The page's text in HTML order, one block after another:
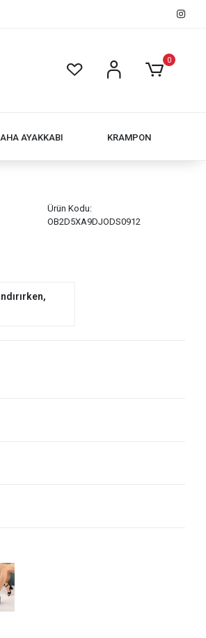
0
AYAKKABI KRAMPON
Ürün Kodu:
OB2D5XA9DJODS0912